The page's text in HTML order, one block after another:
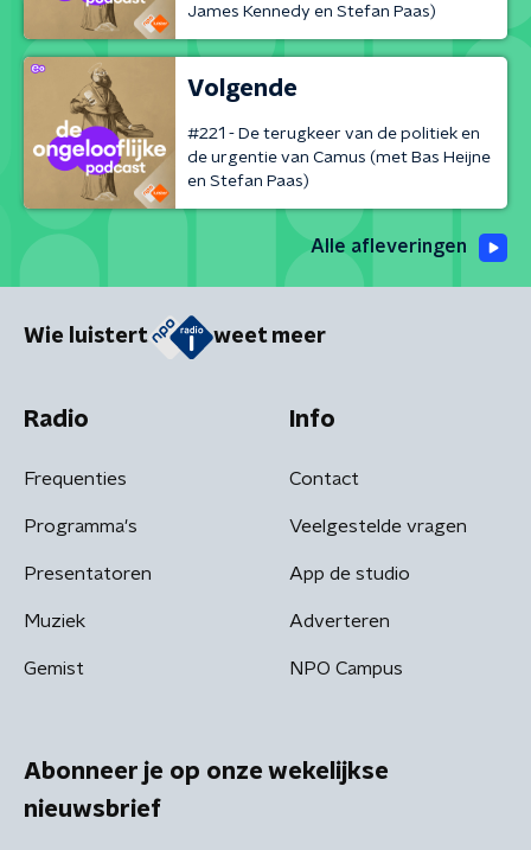
James Kennedy en Stefan Paas)
Volgende
#221 - De terugkeer van de politiek en
de urgentie van Camus (met Bas Heijne
en Stefan Paas)
Alle afleveringen
Wie luistert weet meer
Radio
Frequenties
Programma's
Presentatoren
Muziek
Gemist
Info
Contact
Veelgestelde vragen
App de studio
Adverteren
NPO Campus
Abonneer je op onze wekelijkse
nieuwsbrief